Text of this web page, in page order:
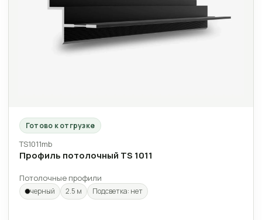
Готово к отгрузке
TS1011mb
Профиль потолочный TS 1011
Потолочные профили
черный 2.5 м Подсветка: нет